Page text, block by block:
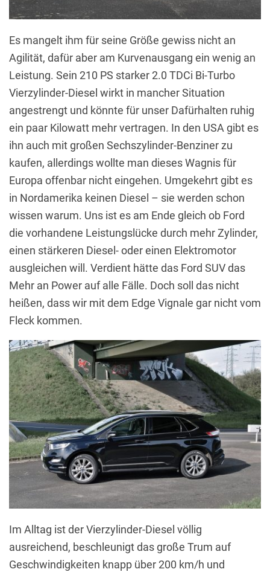
Es mangelt ihm für seine Größe gewiss nicht an
Agilität, dafür aber am Kurvenausgang ein wenig an
Leistung. Sein 210 PS starker 2.0 TDCi Bi-Turbo
Vierzylinder-Diesel wirkt in mancher Situation
angestrengt und könnte für unser Dafürhalten ruhig
ein paar Kilowatt mehr vertragen. In den USA gibt es
ihn auch mit großen Sechszylinder-Benziner zu
kaufen, allerdings wollte man dieses Wagnis für
Europa offenbar nicht eingehen. Umgekehrt gibt es
in Nordamerika keinen Diesel – sie werden schon
wissen warum. Uns ist es am Ende gleich ob Ford
die vorhandene Leistungslücke durch mehr Zylinder,
einen stärkeren Diesel- oder einen Elektromotor
ausgleichen will. Verdient hätte das Ford SUV das
Mehr an Power auf alle Fälle. Doch soll das nicht
heißen, dass wir mit dem Edge Vignale gar nicht vom
Fleck kommen.
Im Alltag ist der Vierzylinder-Diesel völlig
ausreichend, beschleunigt das große Trum auf
Geschwindigkeiten knapp über 200 km/h und